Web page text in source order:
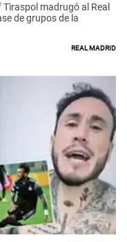
madrugó al Real
de grupos de la
Real Madrid